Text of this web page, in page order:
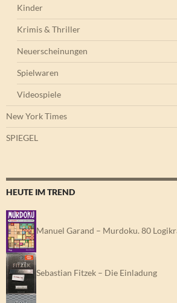
Kinder
Krimis & Thriller
Neuerscheinungen
Spielwaren
Videospiele
New York Times
SPIEGEL
HEUTE IM TREND
Manuel Garand – Murdoku. 80
Sebastian Fitzek – Die Einladung